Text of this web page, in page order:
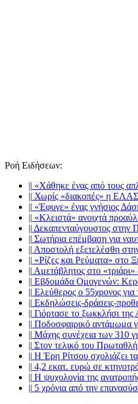
Ροή Ειδήσεων:
|| «Χάθηκε ένας από τους
|| Χωρίς «διακοπές» η
|| «Έφυγε» ένας γνήσιος
|| «Κλειστά» ανοιχτά
|| Δεκαπενταύγουστος στην
|| Σωτήρια επέμβαση για
|| Αποστολή εξετελέσθη
|| «Ρίζες και Ρεύματα» στο
|| Αμετάβλητος στο
|| Εβδομάδα Ομογενών:
|| Ελεύθερος ο 55χρονος
|| Εκδηλώσεις-δράσεις-
|| Γιόρτασε το ξωκκλήσι
|| Ποδοσφαιρικό αντάμωμα
|| Μάχης συνέχεια των 310
|| Στον τελικό του
|| Η Έρη Ρίτσου σχολιάζει
|| 4,2 εκατ. ευρώ σε
|| Η ψυχολογία της
|| 5 χρόνια από την